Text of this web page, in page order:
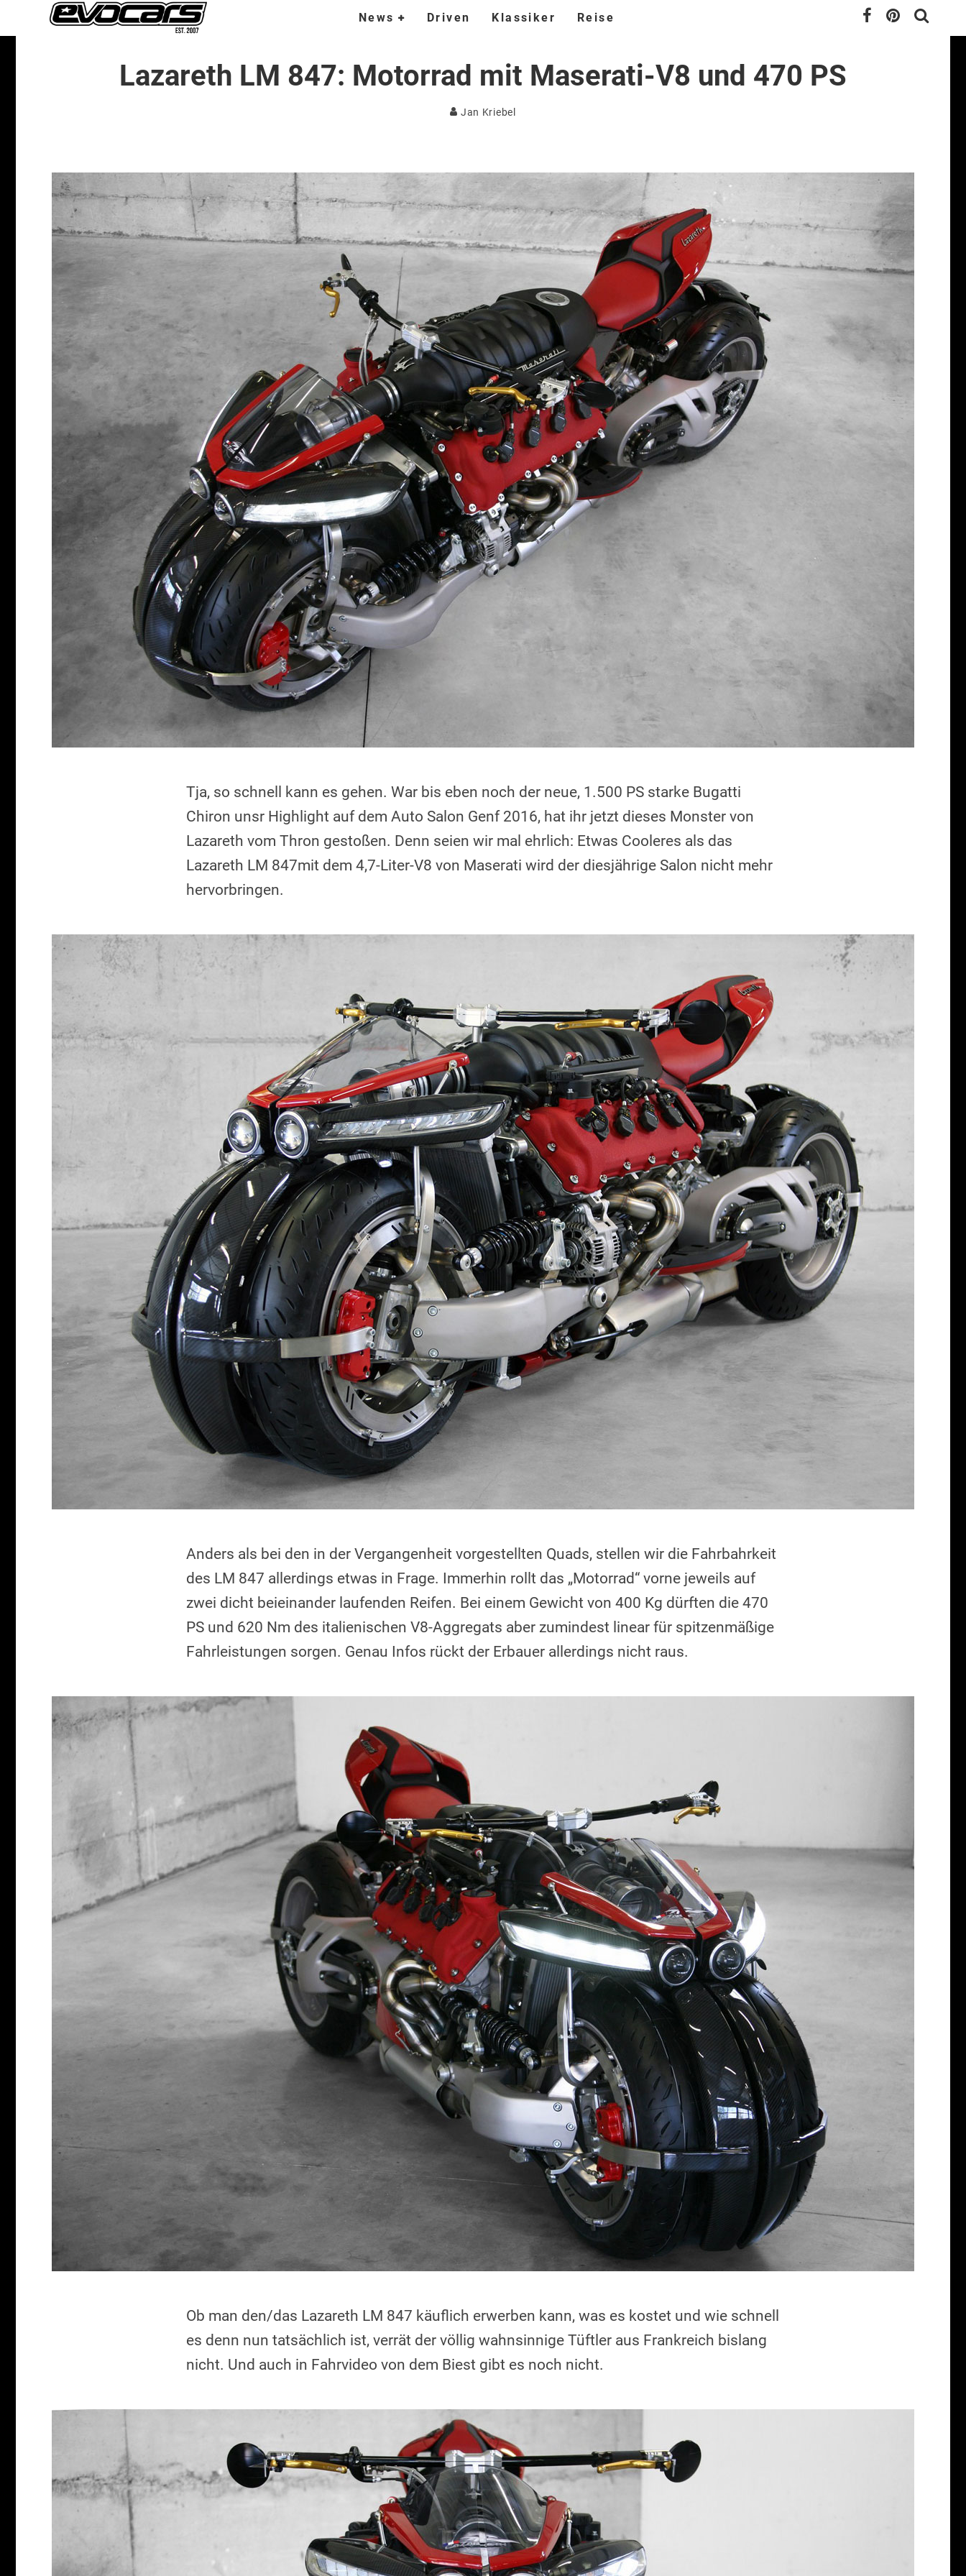
News Driven Klassiker Reise
Lazareth LM 847: Motorrad mit Maserati-V8 und 470 PS
Jan Kriebel
Tja, so schnell kann es gehen. War bis eben noch der neue, 1.500 PS starke Bugatti
Chiron unsr Highlight auf dem Auto Salon Genf 2016, hat ihr jetzt dieses Monster von
Lazareth vom Thron gestoßen. Denn seien wir mal ehrlich: Etwas Cooleres als das
Lazareth LM 847mit dem 4,7-Liter-V8 von Maserati wird der diesjährige Salon nicht mehr
hervorbringen.
Anders als bei den in der Vergangenheit vorgestellten Quads, stellen wir die Fahrbahrkeit
des LM 847 allerdings etwas in Frage. Immerhin rollt das „Motorrad“ vorne jeweils auf
zwei dicht beieinander laufenden Reifen. Bei einem Gewicht von 400 Kg dürften die 470
PS und 620 Nm des italienischen V8-Aggregats aber zumindest linear für spitzenmäßige
Fahrleistungen sorgen. Genau Infos rückt der Erbauer allerdings nicht raus.
Ob man den/das Lazareth LM 847 käuflich erwerben kann, was es kostet und wie schnell
es denn nun tatsächlich ist, verrät der völlig wahnsinnige Tüftler aus Frankreich bislang
nicht. Und auch in Fahrvideo von dem Biest gibt es noch nicht.